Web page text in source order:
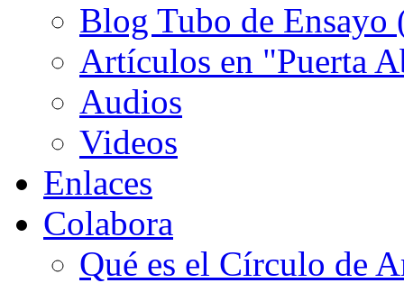
Blog Tubo de Ensayo
Artículos en "Puerta
Audios
Videos
Enlaces
Colabora
Qué es el Círculo de